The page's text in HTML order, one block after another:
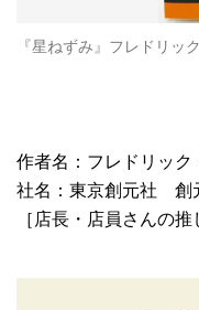
『星ねずみ』フレドリッ
作者名：フレドリッ
社名：東京創元社 創
［店長・店員さんの